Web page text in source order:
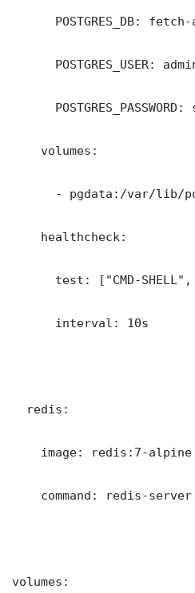
POSTGRES_DB: fetch-
POSTGRES_USER:
POSTGRES_PASSWORD:
    volumes:
- pgdata:/var/lib/
    healthcheck:
test: ["CMD-SHELL",
      interval: 10s
  redis:
    image: redis:7-alpine
command: redis-
volumes: